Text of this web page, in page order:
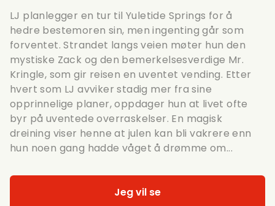
LJ planlegger en tur til Yuletide Springs for å
hedre bestemoren sin, men ingenting går som
forventet. Strandet langs veien møter hun den
mystiske Zack og den bemerkelsesverdige Mr.
Kringle, som gir reisen en uventet vending. Etter
hvert som LJ avviker stadig mer fra sine
opprinnelige planer, oppdager hun at livet ofte
byr på uventede overraskelser. En magisk
dreining viser henne at julen kan bli vakrere enn
hun noen gang hadde våget å drømme om...
Jeg vil se